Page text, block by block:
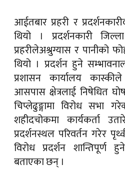
आईतबार प्रहरी र
थियो । प्रदर्शनकारी
प्रहरीलेअश्रुग्यास र पानीको
थियो । प्रदर्शन हुने
प्रशासन कार्यालय
आसपास क्षेत्रलाई निषेधित
चिप्लेढुङ्गामा विरोध सभा
शहीदचोकमा कार्यकर्ता
प्रदर्शनस्थल परिवर्तन गरेर
विरोध प्रदर्शन शान्तिपूर्ण
बताएका छन् ।